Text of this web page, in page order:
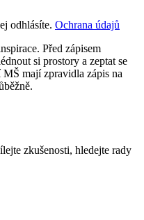
odhlásíte. Ochrana údajů
Před zápisem
si prostory a zeptat se
mají zpravidla zápis na
zkušenosti, hledejte rady